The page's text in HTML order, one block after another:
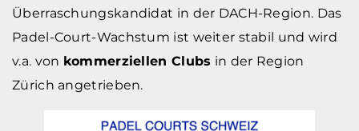
Überraschungskandidat in der DACH-Region. Das
Padel-Court-Wachstum ist weiter stabil und wird
v.a. von kommerziellen Clubs in der Region
Zürich angetrieben.